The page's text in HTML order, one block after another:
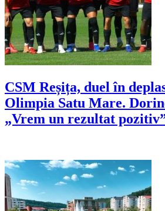
CSM Reșița, duel în
Olimpia Satu Mare.
„Vrem un rezultat